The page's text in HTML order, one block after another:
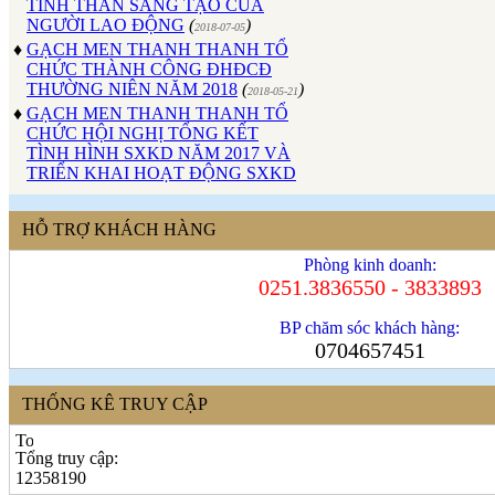
NGƯỜI LAO ĐỘNG (2018-07-05)
GẠCH MEN THANH THANH TỔ
CHỨC THÀNH CÔNG ĐHĐCĐ
THƯỜNG NIÊN NĂM 2018 (2018-05-21
GẠCH MEN THANH THANH TỔ
CHỨC HỘI NGHỊ TỔNG KẾT
TÌNH HÌNH SXKD NĂM 2017 VÀ
TRIỂN KHAI HOẠT ĐỘNG SXKD
NĂM 2018 (2018-01-17)
♦ CÔNG ĐOÀN CÔNG TY GẠCH
MEN THANH THANH TỔ CHỨC
THÀNH CÔNG ĐẠI HỘI NHIỆM
KỲ XV (2017 - 2022) (
)
GẠCH MEN THANH THANH TỔ
CHỨC HỘI THAO MỪNG NGÀY
♦ GẠCH MEN THANH THANH TỔ
CHỨC THÀNH CÔNG HỘI NGHỊ
ĐẠI BIỂU NGƯỜI LAO ĐỘNG
NĂM 2017 (2017-10-02)
♦ Sử dụng vật liệu thân thiện với môi
trường và an toàn cho người sử
dụng (
HỖ TRỢ KHÁCH HÀNG
Phòng kinh doanh:
0251.3836550 - 3833893
BP chăm sóc khách hàng:
0704657451
THỐNG KÊ TRUY CẬP
Tổng truy cập:
12358190